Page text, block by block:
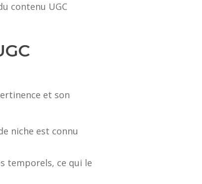
contenu UGC
et son
niche est connu
temporels, ce qui le